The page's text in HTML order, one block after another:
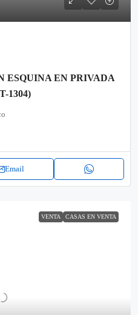
ESQUINA EN PRIVADA
1304)
Email
VENTA CASAS EN VENTA